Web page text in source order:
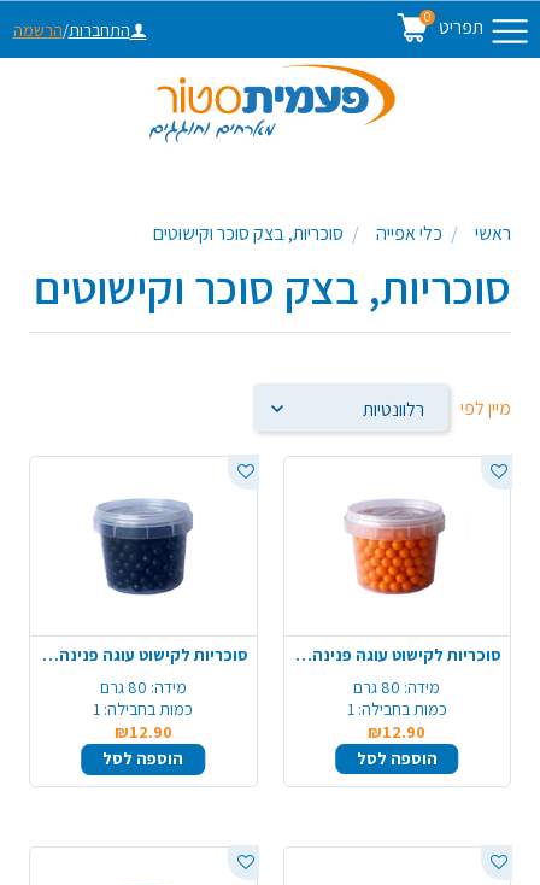
תפריט 0
התחברות/הרשמה
ראשי כלי אפייה סוכריות, בצק סוכר וקישוטים
סוכריות, בצק סוכר וקישוטים
מיין לפי
סוכריות לקישוט עוגה פנינה 80 ג' - כתום
מידה: 80 גרם
כמות בחבילה: 1
₪12.90
הוספה לסל
סוכריות לקישוט עוגה פנינה 80 ג' - שחור
מידה: 80 גרם
כמות בחבילה: 1
₪12.90
הוספה לסל